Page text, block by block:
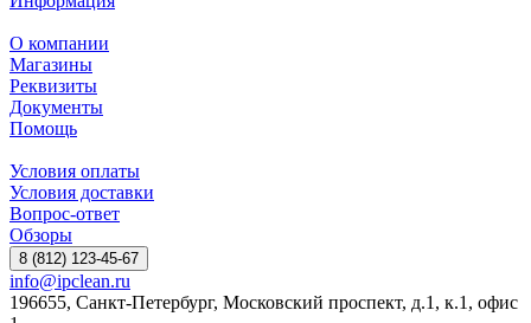
О компании
Магазины
Реквизиты
Документы
Помощь
Условия оплаты
Условия доставки
Вопрос-ответ
Обзоры
8 (812) 123-45-67
info@ipclean.ru
196655, Санкт-Петербург, Московский проспект, д.1, к.1, офис